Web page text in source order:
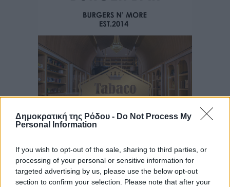
Δημοκρατική της Ρόδου - Do Not Process My
Personal Information
If you wish to opt-out of the sale, sharing to third parties, or
processing of your personal or sensitive information for
targeted advertising by us, please use the below opt-out
section to confirm your selection. Please note that after your
Ροή ειδήσεων